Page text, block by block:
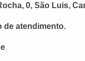
0, São Luis,
de atendimento.